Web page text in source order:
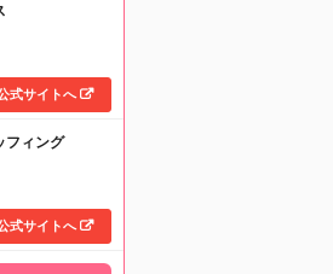
式サイトへ
フィング
式サイトへ